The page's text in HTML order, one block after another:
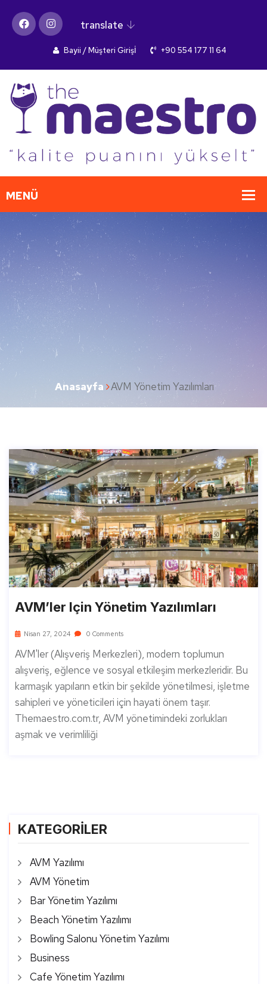
translate
Bayii / Müşteri Girişİ +90 554 177 11 64
Anasayfa AVM Yönetim Yazılımları
AVM’ler Için Yönetim Yazılımları
Nisan 27, 2024 0 Comments
AVM'ler (Alışveriş Merkezleri), modern toplumun
alışveriş, eğlence ve sosyal etkileşim merkezleridir. Bu
karmaşık yapıların etkin bir şekilde yönetilmesi, işletme
sahipleri ve yöneticileri için hayati önem taşır.
Themaestro.com.tr, AVM yönetimindeki zorlukları
aşmak ve verimliliği
KATEGORİLER
AVM Yazılımı
AVM Yönetim
Bar Yönetim Yazılımı
Beach Yönetim Yazılımı
Bowling Salonu Yönetim Yazılımı
Business
Cafe Yönetim Yazılımı